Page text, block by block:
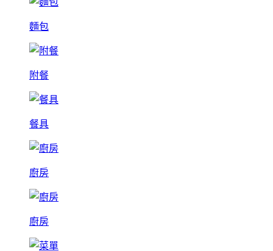
麵包
附餐
餐具
廚房
廚房